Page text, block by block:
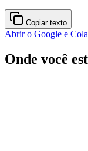
Copiar texto
Abrir o Google e
Onde você